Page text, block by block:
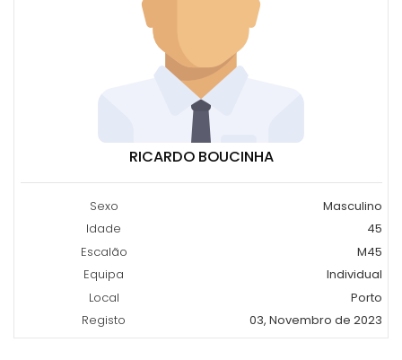
RICARDO BOUCINHA
Sexo
Masculino
Idade
45
Escalão
M45
Equipa
Individual
Local
Porto
Registo
03, Novembro de 2023